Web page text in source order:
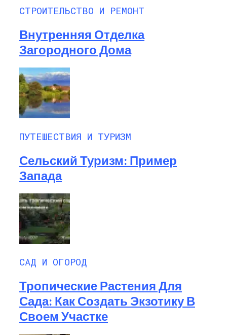
СТРОИТЕЛЬСТВО И РЕМОНТ
Внутренняя Отделка
Загородного Дома
ПУТЕШЕСТВИЯ И ТУРИЗМ
Сельский Туризм: Пример
Запада
САД И ОГОРОД
Тропические Растения Для
Сада: Как Создать Экзотику В
Своем Участке